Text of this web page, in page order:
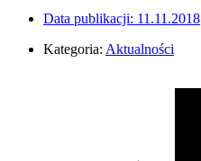
Data publikacji: 11.11.2018
Kategoria: Aktualności